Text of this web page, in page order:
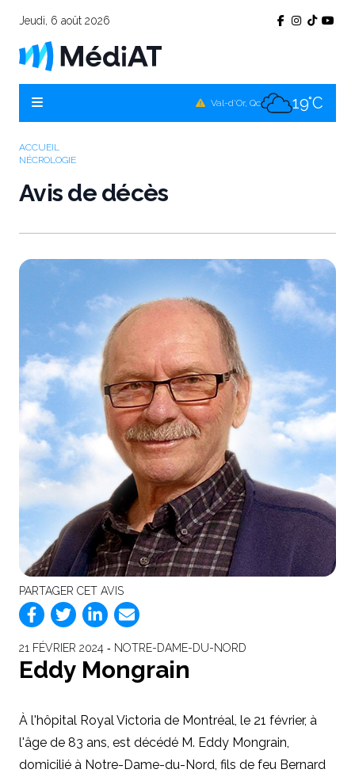
Jeudi, 6 août 2026
Val-d'Or, Qc 19°C
ACCUEIL
NÉCROLOGIE
Avis de décès
PARTAGER CET AVIS
21 FÉVRIER 2024 ‐ NOTRE-DAME-DU-NORD
Eddy Mongrain
À l'hôpital Royal Victoria de Montréal, le 21 février, à
l'âge de 83 ans, est décédé M. Eddy Mongrain,
domicilié à Notre-Dame-du-Nord, fils de feu Bernard